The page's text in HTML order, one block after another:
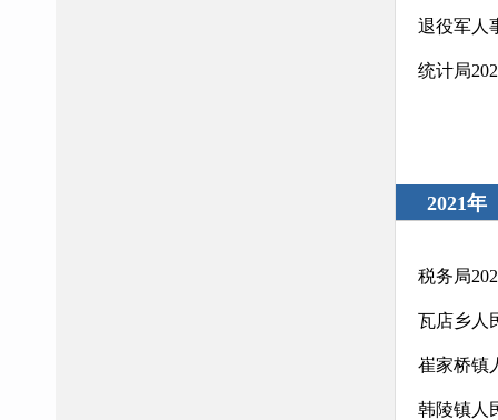
退役军人
统计局
2021年
税务局
瓦店乡人
崔家桥镇
韩陵镇人